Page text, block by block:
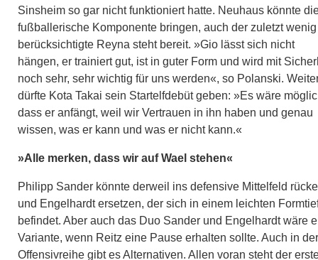
Sinsheim so gar nicht funktioniert hatte. Neuhaus könnte
fußballerische Komponente bringen, auch der zuletzt wenig
berücksichtigte Reyna steht bereit. »Gio lässt sich nicht
hängen, er trainiert gut, ist in guter Form und wird mit
noch sehr, sehr wichtig für uns werden«, so Polanski.
dürfte Kota Takai sein Startelfdebüt geben: »Es wäre
dass er anfängt, weil wir Vertrauen in ihn haben und genau
wissen, was er kann und was er nicht kann.«
»Alle merken, dass wir auf Wael stehen«
Philipp Sander könnte derweil ins defensive Mittelfeld
und Engelhardt ersetzen, der sich in einem leichten
befindet. Aber auch das Duo Sander und Engelhardt wäre
Variante, wenn Reitz eine Pause erhalten sollte. Auch in der
Offensivreihe gibt es Alternativen. Allen voran steht der